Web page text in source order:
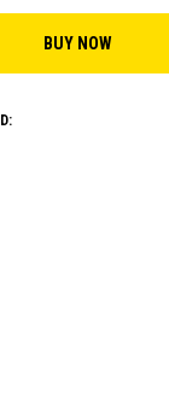
BUY NOW